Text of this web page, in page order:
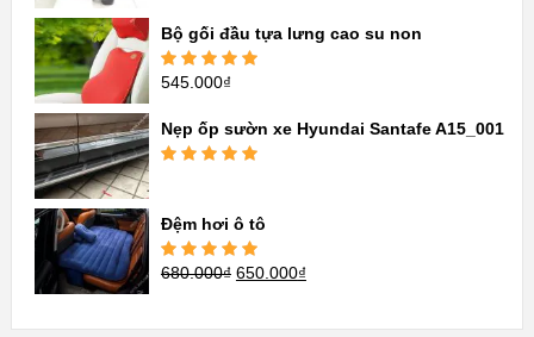
Bộ gối đầu tựa lưng cao su non
Được xếp
545.000₫
Nẹp ốp sườn xe Hyundai Santafe A15_001
Đệm hơi ô tô
Được xếp
680.000₫ 650.000₫